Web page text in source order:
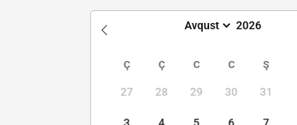
Ç Ç C C Ş
27 28 29 30 31